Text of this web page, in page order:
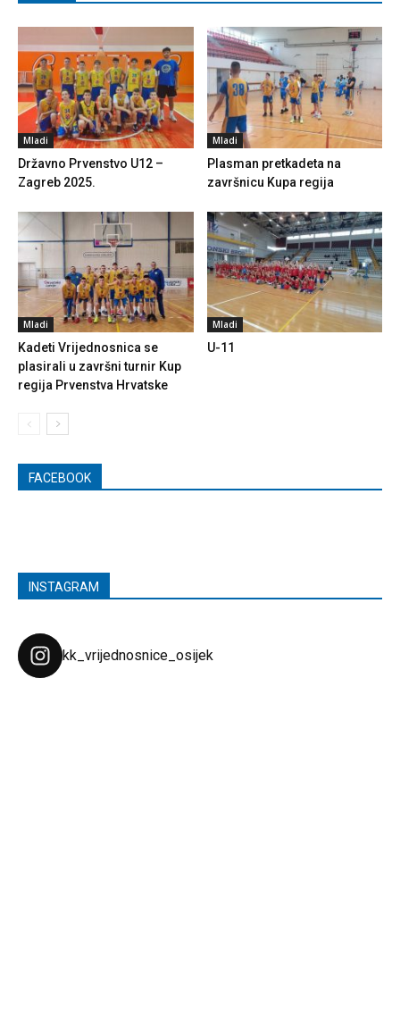
Mladi
Državno Prvenstvo U12 –
Zagreb 2025.
Mladi
Plasman pretkadeta na
završnicu Kupa regija
Mladi
Kadeti Vrijednosnica se
plasirali u završni turnir Kup
regija Prvenstva Hrvatske
Mladi
U-11
FACEBOOK
INSTAGRAM
kk_vrijednosnice_osijek